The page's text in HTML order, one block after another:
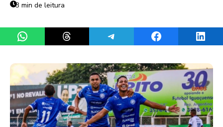
3 min de leitura
Share on WhatsAppShare on ThreadsShare on TelegramShare on Facebook